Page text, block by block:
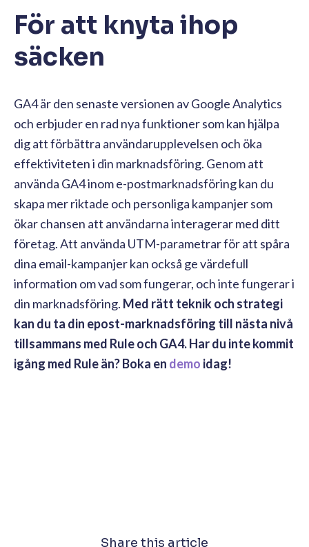
För att knyta ihop
säcken
GA4 är den senaste versionen av Google Analytics
och erbjuder en rad nya funktioner som kan hjälpa
dig att förbättra användarupplevelsen och öka
effektiviteten i din marknadsföring. Genom att
använda GA4 inom e-postmarknadsföring kan du
skapa mer riktade och personliga kampanjer som
ökar chansen att användarna interagerar med ditt
företag. Att använda UTM-parametrar för att spåra
dina email-kampanjer kan också ge värdefull
information om vad som fungerar, och inte fungerar i
din marknadsföring. Med rätt teknik och strategi
kan du ta din epost-marknadsföring till nästa nivå
tillsammans med Rule och GA4. Har du inte kommit
igång med Rule än? Boka en demo idag!
Share this article